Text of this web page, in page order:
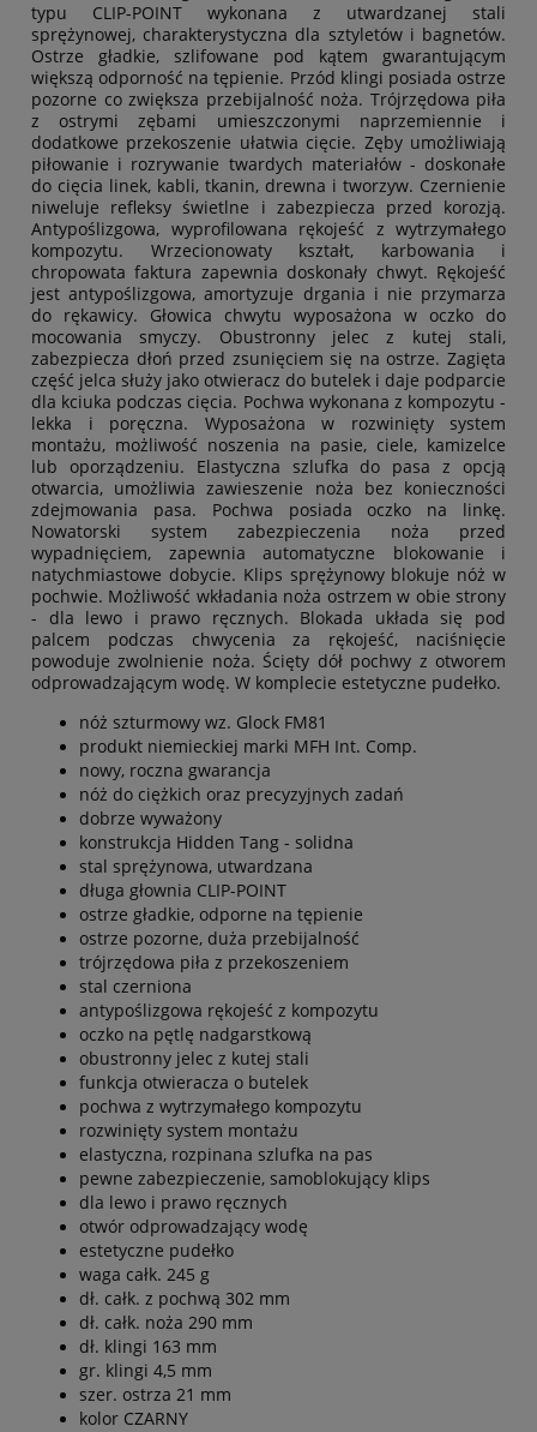
typu CLIP-POINT wykonana z utwardzanej stali
sprężynowej, charakterystyczna dla sztyletów i bagnetów.
Ostrze gładkie, szlifowane pod kątem gwarantującym
większą odporność na tępienie. Przód klingi posiada ostrze
pozorne co zwiększa przebijalność noża. Trójrzędowa piła
z ostrymi zębami umieszczonymi naprzemiennie i
dodatkowe przekoszenie ułatwia cięcie. Zęby umożliwiają
piłowanie i rozrywanie twardych materiałów - doskonałe
do cięcia linek, kabli, tkanin, drewna i tworzyw. Czernienie
niweluje refleksy świetlne i zabezpiecza przed korozją.
Antypoślizgowa, wyprofilowana rękojeść z wytrzymałego
kompozytu. Wrzecionowaty kształt, karbowania i
chropowata faktura zapewnia doskonały chwyt. Rękojeść
jest antypoślizgowa, amortyzuje drgania i nie przymarza
do rękawicy. Głowica chwytu wyposażona w oczko do
mocowania smyczy. Obustronny jelec z kutej stali,
zabezpiecza dłoń przed zsunięciem się na ostrze. Zagięta
część jelca służy jako otwieracz do butelek i daje podparcie
dla kciuka podczas cięcia. Pochwa wykonana z kompozytu -
lekka i poręczna. Wyposażona w rozwinięty system
montażu, możliwość noszenia na pasie, ciele, kamizelce
lub oporządzeniu. Elastyczna szlufka do pasa z opcją
otwarcia, umożliwia zawieszenie noża bez konieczności
zdejmowania pasa. Pochwa posiada oczko na linkę.
Nowatorski system zabezpieczenia noża przed
wypadnięciem, zapewnia automatyczne blokowanie i
natychmiastowe dobycie. Klips sprężynowy blokuje nóż w
pochwie. Możliwość wkładania noża ostrzem w obie strony
- dla lewo i prawo ręcznych. Blokada układa się pod
palcem podczas chwycenia za rękojeść, naciśnięcie
powoduje zwolnienie noża. Ścięty dół pochwy z otworem
odprowadzającym wodę. W komplecie estetyczne pudełko.
nóż szturmowy wz. Glock FM81
produkt niemieckiej marki MFH Int. Comp.
nowy, roczna gwarancja
nóż do ciężkich oraz precyzyjnych zadań
dobrze wyważony
konstrukcja Hidden Tang - solidna
stal sprężynowa, utwardzana
długa głownia CLIP-POINT
ostrze gładkie, odporne na tępienie
ostrze pozorne, duża przebijalność
trójrzędowa piła z przekoszeniem
stal czerniona
antypoślizgowa rękojeść z kompozytu
oczko na pętlę nadgarstkową
obustronny jelec z kutej stali
funkcja otwieracza o butelek
pochwa z wytrzymałego kompozytu
rozwinięty system montażu
elastyczna, rozpinana szlufka na pas
pewne zabezpieczenie, samoblokujący klips
dla lewo i prawo ręcznych
otwór odprowadzający wodę
estetyczne pudełko
waga całk. 245 g
dł. całk. z pochwą 302 mm
dł. całk. noża 290 mm
dł. klingi 163 mm
gr. klingi 4,5 mm
szer. ostrza 21 mm
kolor CZARNY